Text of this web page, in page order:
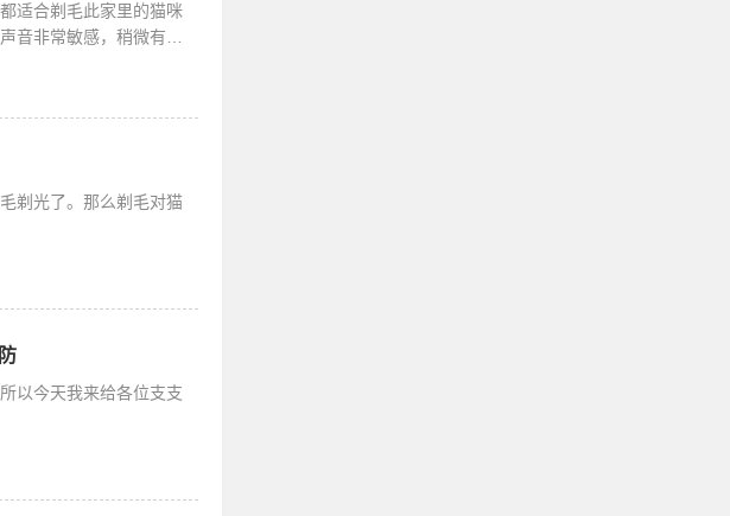
适合剃毛此家里的猫咪
音非常敏感，稍微有点
剃光了。那么剃毛对猫
以今天我来给各位支支